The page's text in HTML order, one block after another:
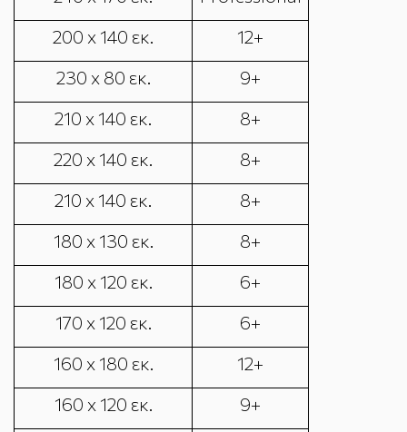
200 x 140 εκ.
12+
230 x 80 εκ.
9+
210 x 140 εκ.
8+
220 x 140 εκ.
8+
210 x 140 εκ.
8+
180 x 130 εκ.
8+
180 x 120 εκ.
6+
170 x 120 εκ.
6+
160 x 180 εκ.
12+
160 x 120 εκ.
9+